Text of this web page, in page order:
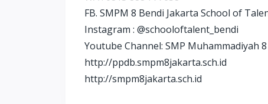
FB. SMPM 8 Bendi Jakarta School of
Instagram : @schooloftalent_bendi
Youtube Channel: SMP Muhammadiyah 8
http://ppdb.smpm8jakarta.sch.id
http://smpm8jakarta.sch.id